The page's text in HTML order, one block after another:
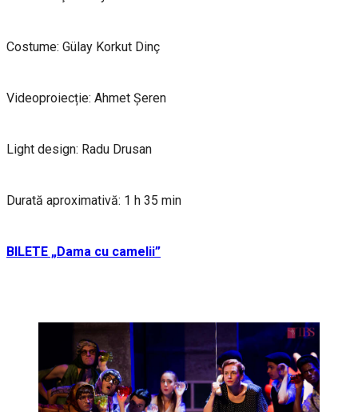
Costume: Gülay Korkut Dinç
Videoproiecție: Ahmet Șeren
Light design: Radu Drusan
Durată aproximativă: 1 h 35 min
BILETE „Dama cu camelii”